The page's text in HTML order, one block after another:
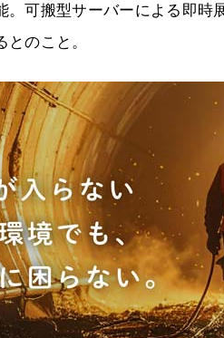
。可搬型サーバーによる即時
のこと。